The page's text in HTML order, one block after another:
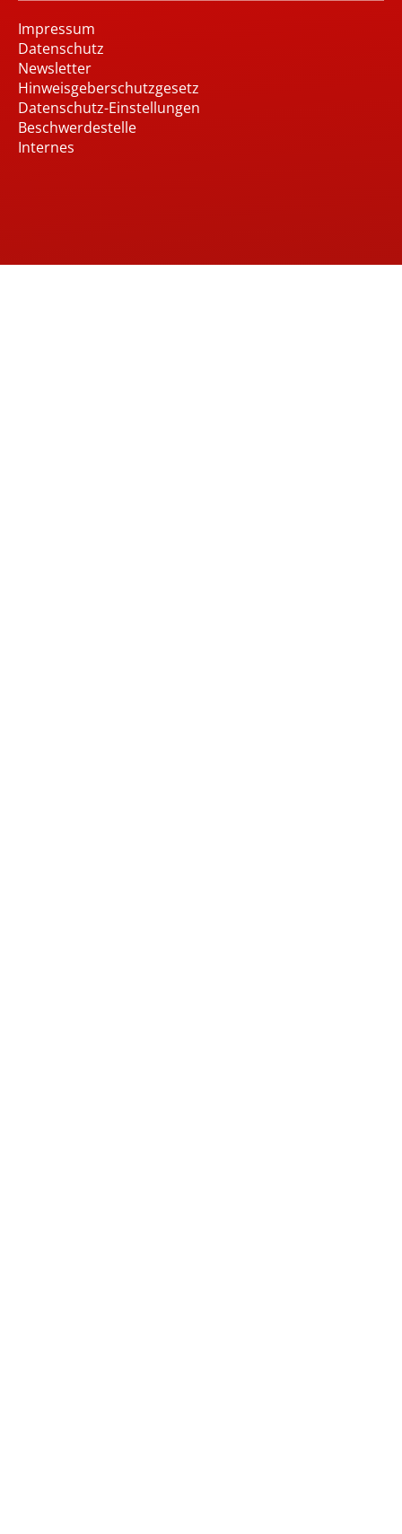
Impressum
Datenschutz
Newsletter
Hinweisgeberschutzgesetz
Datenschutz-Einstellungen
Beschwerdestelle
Internes